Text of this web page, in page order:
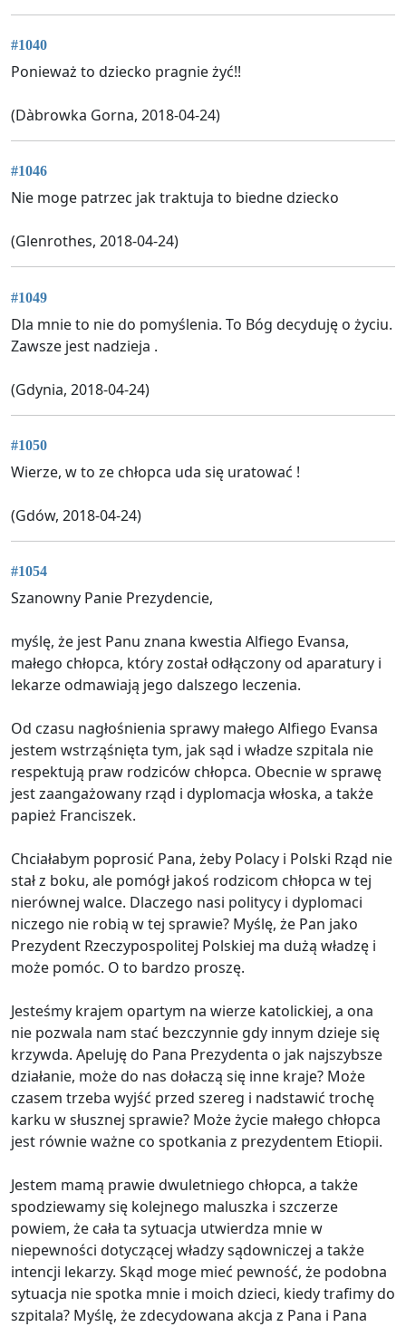
#1040
Ponieważ to dziecko pragnie żyć!!
(Dàbrowka Gorna, 2018-04-24)
#1046
Nie moge patrzec jak traktuja to biedne dziecko
(Glenrothes, 2018-04-24)
#1049
Dla mnie to nie do pomyślenia. To Bóg decyduję o życiu.
Zawsze jest nadzieja .
(Gdynia, 2018-04-24)
#1050
Wierze, w to ze chłopca uda się uratować !
(Gdów, 2018-04-24)
#1054
Szanowny Panie Prezydencie,
myślę, że jest Panu znana kwestia Alfiego Evansa,
małego chłopca, który został odłączony od aparatury i
lekarze odmawiają jego dalszego leczenia.
Od czasu nagłośnienia sprawy małego Alfiego Evansa
jestem wstrząśnięta tym, jak sąd i władze szpitala nie
respektują praw rodziców chłopca. Obecnie w sprawę
jest zaangażowany rząd i dyplomacja włoska, a także
papież Franciszek.
Chciałabym poprosić Pana, żeby Polacy i Polski Rząd nie
stał z boku, ale pomógł jakoś rodzicom chłopca w tej
nierównej walce. Dlaczego nasi politycy i dyplomaci
niczego nie robią w tej sprawie? Myślę, że Pan jako
Prezydent Rzeczypospolitej Polskiej ma dużą władzę i
może pomóc. O to bardzo proszę.
Jesteśmy krajem opartym na wierze katolickiej, a ona
nie pozwala nam stać bezczynnie gdy innym dzieje się
krzywda. Apeluję do Pana Prezydenta o jak najszybsze
działanie, może do nas dołaczą się inne kraje? Może
czasem trzeba wyjść przed szereg i nadstawić trochę
karku w słusznej sprawie? Może życie małego chłopca
jest równie ważne co spotkania z prezydentem Etiopii.
Jestem mamą prawie dwuletniego chłopca, a także
spodziewamy się kolejnego maluszka i szczerze
powiem, że cała ta sytuacja utwierdza mnie w
niepewności dotyczącej władzy sądowniczej a także
intencji lekarzy. Skąd moge mieć pewność, że podobna
sytuacja nie spotka mnie i moich dzieci, kiedy trafimy do
szpitala? Myślę, że zdecydowana akcja z Pana i Pana